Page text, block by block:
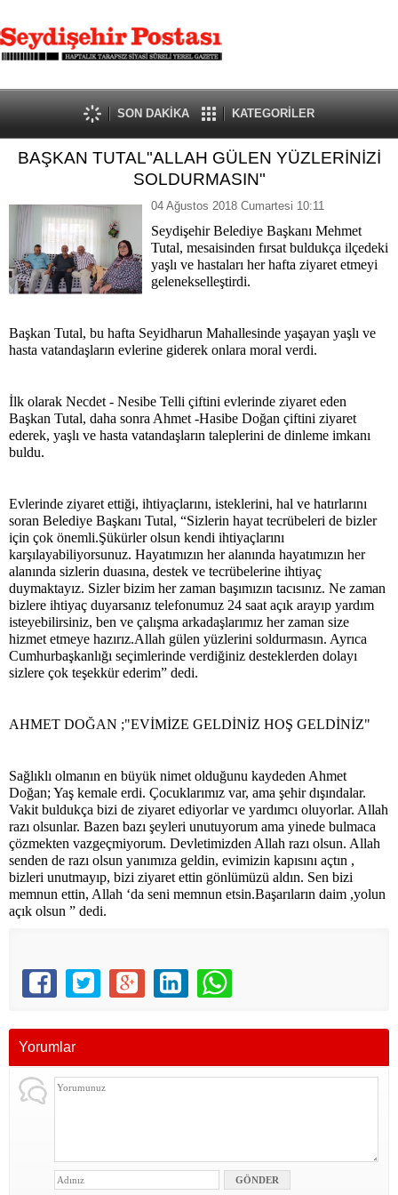
SON DAKİKA KATEGORİLER
BAŞKAN TUTAL"ALLAH GÜLEN YÜZLERİNİZİ
SOLDURMASIN"
04 Ağustos 2018 Cumartesi 10:11
Seydişehir Belediye Başkanı Mehmet
Tutal, mesaisinden fırsat buldukça ilçedeki
yaşlı ve hastaları her hafta ziyaret etmeyi
gelenekselleştirdi.
Başkan Tutal, bu hafta Seyidharun Mahallesinde yaşayan yaşlı ve
hasta vatandaşların evlerine giderek onlara moral verdi.
İlk olarak Necdet - Nesibe Telli çiftini evlerinde ziyaret eden
Başkan Tutal, daha sonra Ahmet -Hasibe Doğan çiftini ziyaret
ederek, yaşlı ve hasta vatandaşların taleplerini de dinleme imkanı
buldu.
Evlerinde ziyaret ettiği, ihtiyaçlarını, isteklerini, hal ve hatırlarını
soran Belediye Başkanı Tutal, “Sizlerin hayat tecrübeleri de bizler
için çok önemli.Şükürler olsun kendi ihtiyaçlarını
karşılayabiliyorsunuz. Hayatımızın her alanında hayatımızın her
alanında sizlerin duasına, destek ve tecrübelerine ihtiyaç
duymaktayız. Sizler bizim her zaman başımızın tacısınız. Ne zaman
bizlere ihtiyaç duyarsanız telefonumuz 24 saat açık arayıp yardım
isteyebilirsiniz, ben ve çalışma arkadaşlarımız her zaman size
hizmet etmeye hazırız.Allah gülen yüzlerini soldurmasın. Ayrıca
Cumhurbaşkanlığı seçimlerinde verdiğiniz desteklerden dolayı
sizlere çok teşekkür ederim” dedi.
AHMET DOĞAN ;"EVİMİZE GELDİNİZ HOŞ GELDİNİZ"
Sağlıklı olmanın en büyük nimet olduğunu kaydeden Ahmet
Doğan; Yaş kemale erdi. Çocuklarımız var, ama şehir dışındalar.
Vakit buldukça bizi de ziyaret ediyorlar ve yardımcı oluyorlar. Allah
razı olsunlar. Bazen bazı şeyleri unutuyorum ama yinede bulmaca
çözmekten vazgeçmiyorum. Devletimizden Allah razı olsun. Allah
senden de razı olsun yanımıza geldin, evimizin kapısını açtın ,
bizleri unutmayıp, bizi ziyaret ettin gönlümüzü aldın. Sen bizi
memnun ettin, Allah ‘da seni memnun etsin.Başarıların daim ,yolun
açık olsun ” dedi.
Yorumlar